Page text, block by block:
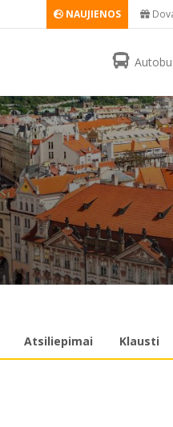
NAUJIENOS
Atsiliepimai Klausti